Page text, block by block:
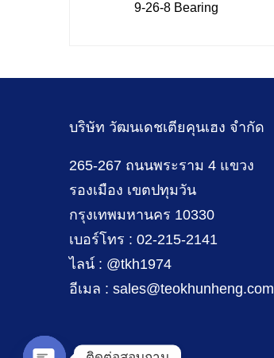
9-26-8 Bearing
บริษัท วัฒนเดชเตียคุนเฮง จำกัด
265-267 ถนนพระราม 4 แขวง
รองเมือง เขตปทุมวัน
กรุงเทพมหานคร 10330
เบอร์โทร : 02-215-2141
ไลน์ : @tkh1974
อีเมล : sales@teokhunheng.com